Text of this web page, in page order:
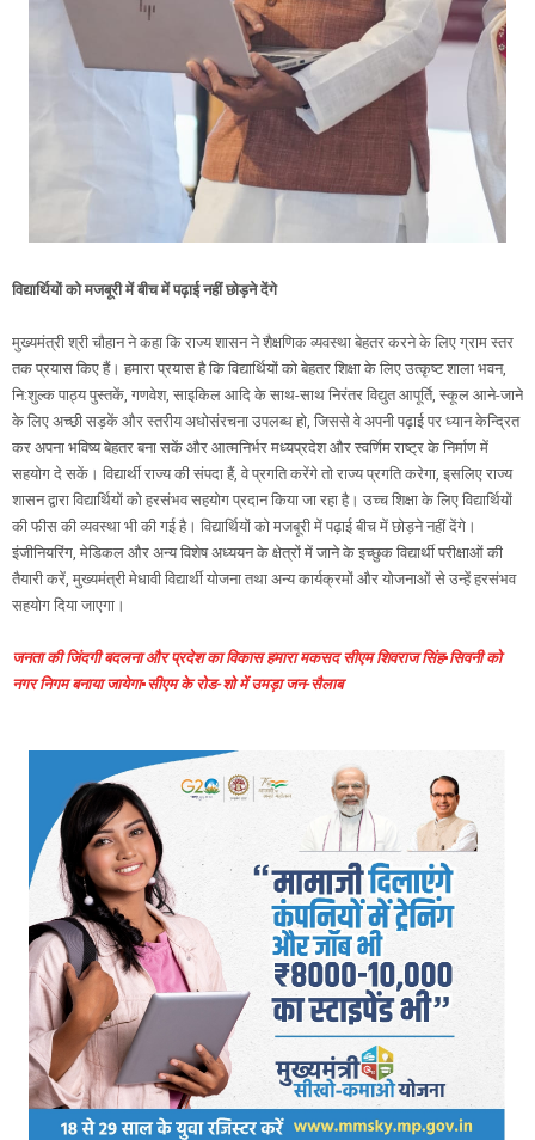
विद्यार्थियों को मजबूरी में बीच में पढ़ाई नहीं छोड़ने देंगे
मुख्यमंत्री श्री चौहान ने कहा कि राज्य शासन ने शैक्षणिक व्यवस्था बेहतर करने के लिए ग्राम स्तर
तक प्रयास किए हैं। हमारा प्रयास है कि विद्यार्थियों को बेहतर शिक्षा के लिए उत्कृष्ट शाला भवन,
नि:शुल्क पाठ्य पुस्तकें, गणवेश, साइकिल आदि के साथ-साथ निरंतर विद्युत आपूर्ति, स्कूल आने-जाने
के‍ लिए अच्छी सड़कें और स्तरीय अधोसंरचना उपलब्ध हो, जिससे वे अपनी पढ़ाई पर ध्यान केन्द्रित
कर अपना भविष्य बेहतर बना सकें और आत्मनिर्भर मध्यप्रदेश और स्वर्णिम राष्ट्र के निर्माण में
सहयोग दे सकें। विद्यार्थी राज्य की संपदा हैं, वे प्रगति करेंगे तो राज्य प्रगति करेगा, इसलिए राज्य
शासन द्वारा विद्यार्थियों को हरसंभव सहयोग प्रदान किया जा रहा है। उच्च शिक्षा के लिए विद्यार्थियों
की फीस की व्यवस्था भी की गई है। विद्यार्थियों को मजबूरी में पढ़ाई बीच में छोड़ने नहीं देंगे।
इंजीनियरिंग, मेडिकल और अन्य विशेष अध्ययन के क्षेत्रों में जाने के इच्छुक विद्यार्थी परीक्षाओं की
तैयारी करें, मुख्यमंत्री मेधावी विद्यार्थी योजना तथा अन्य कार्यक्रमों और योजनाओं से उन्हें हरसंभव
सहयोग दिया जाएगा।
जनता की जिंदगी बदलना और प्रदेश का विकास हमारा मकसद सीएम शिवराज सिंह▪️सिवनी को
नगर निगम बनाया जायेगा▪️सीएम के रोड-शो में उमड़ा जन-सैलाब